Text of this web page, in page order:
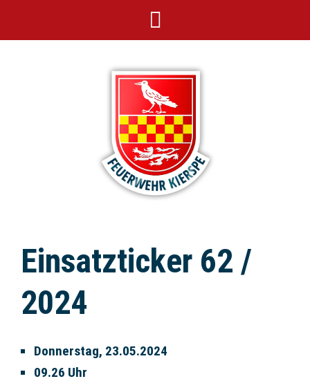
Einsatzticker 62 /
2024
Donnerstag, 23.05.2024
09.26 Uhr